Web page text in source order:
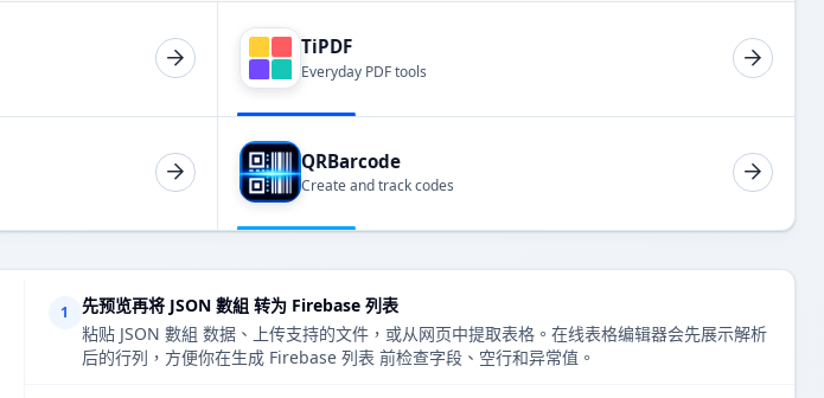
TiPDF
Everyday PDF tools
QRBarcode
Create and track codes
1
先预览再将 JSON 數組 转为 Firebase 列表
粘贴 JSON 數組 数据、上传支持的文件，或从网页中提取表格。在线表格编辑器会先展示解析
后的行列，方便你在生成 Firebase 列表 前检查字段、空行和异常值。